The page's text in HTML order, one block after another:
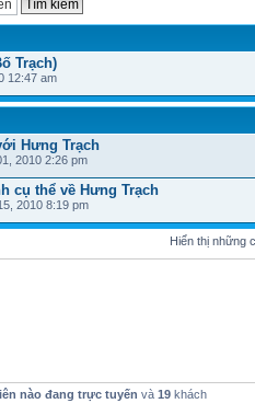
Trạch)
12:47 am
Hưng Trạch
2010 2:26 pm
cụ thể về Hưng Trạch
2010 8:19 pm
Hiển thị những
nào đang trực tuyến và 19 khách